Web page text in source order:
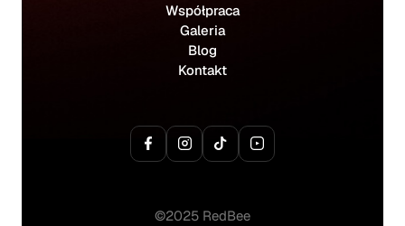
Współpraca
Galeria
Blog
Kontakt
©2025 RedBee